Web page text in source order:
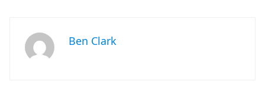
Ben Clark